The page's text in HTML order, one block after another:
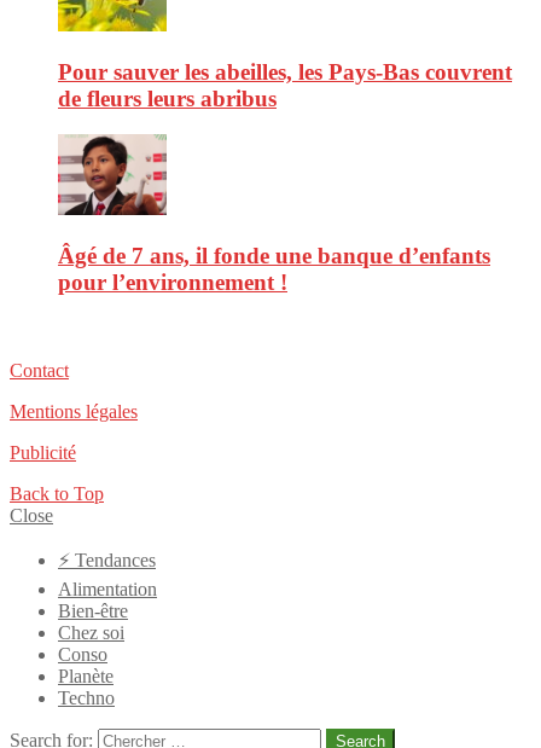
Pour sauver les abeilles, les Pays-Bas couvrent
de fleurs leurs abribus
Âgé de 7 ans, il fonde une banque d’enfants
pour l’environnement !
Contact
Mentions légales
Publicité
Back to Top
Close
⚡️ Tendances
Alimentation
Bien-être
Chez soi
Conso
Planète
Techno
Search for: Search